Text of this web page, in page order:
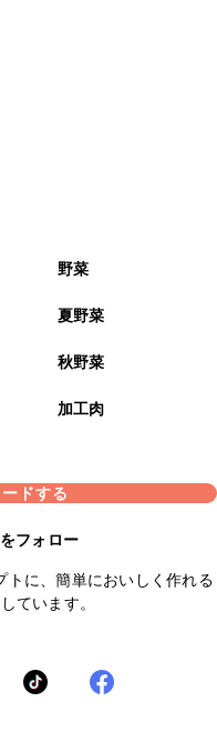
野菜
夏野菜
秋野菜
加工肉
ドする
フォロー
トに、簡単においしく作れる
ています。